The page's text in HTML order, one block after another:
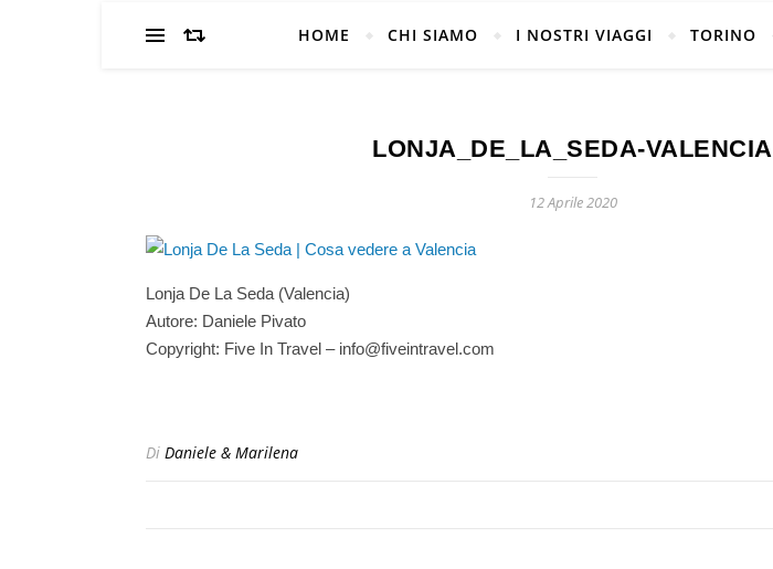
HOME CHI SIAMO I NOSTRI VIAGGI TORINO
LONJA_DE_LA_SEDA-VALENCIA
12 Aprile 2020
Lonja De La Seda (Valencia)
Autore: Daniele Pivato
Copyright: Five In Travel – info@fiveintravel.com
Di Daniele & Marilena